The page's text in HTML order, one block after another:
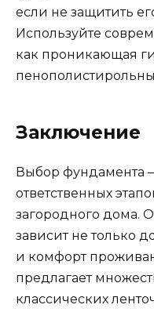
если не защитить
Используйте
как проникающая
Заключение
Выбор фундамента
ответственных
загородного дома.
зависит не только
и комфорт
предлагает
классических